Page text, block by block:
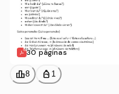
30 páginas
leaderboard8 personal_bag 1